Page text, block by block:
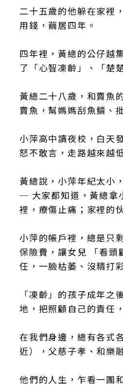
二十五歲的他躲在家裡
用錢，繭居四年。
四年裡，黃總的公仔越
了「心智凍齡」、「楚
黃總二十八歲，和賣魚
賣魚，幫媽媽刮魚鱗、
小萍高中讀夜校，白天
怒不敢言，走路越來越
黃總說，小萍年紀太小
─ 大家都知道，黃總拿
裡，療傷止痛；家裡的
小萍的帳戶裡，總是只
保險費，讓女兒 「看頭
任，一臉枯萎、沒精打
「凍齡」的孩子成年
地，把照顧自己的責任
在我們身邊，總有各式
近），父慈子孝、和樂
他們的人生，乍看一團